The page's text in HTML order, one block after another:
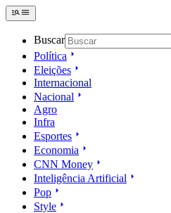
Buscar
Política
Eleições
Internacional
Nacional
Agro
Infra
Esportes
Economia
CNN Money
Inteligência Artificial
Pop
Style